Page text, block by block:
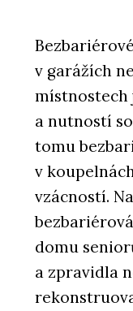
v garážích
místnostech
a nutností
tomu
v
vzácností.
domu
a zpravidla